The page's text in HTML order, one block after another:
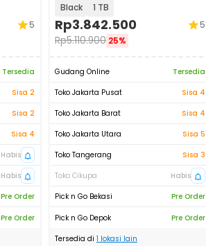
5
Tersedia
Sisa 2
Sisa 2
Sisa 4
Habis
Habis
Pre Order
Pre Order
Black 1 TB
Rp3.842.500
Rp5.110.900 25%
5
Gudang Online
Tersedia
Toko Jakarta Pusat
Sisa 4
Toko Jakarta Barat
Sisa 4
Toko Jakarta Utara
Sisa 5
Toko Tangerang
Sisa 3
Toko Cikupa
Habis
Pick n Go Bekasi
Pre Order
Pick n Go Depok
Pre Order
Tersedia di 1 lokasi lain